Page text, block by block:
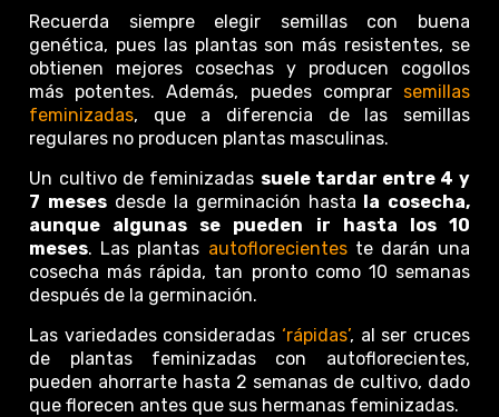
Recuerda siempre elegir semillas con buena
genética, pues las plantas son más resistentes, se
obtienen mejores cosechas y producen cogollos
más potentes. Además, puedes comprar semillas
feminizadas, que a diferencia de las semillas
regulares no producen plantas masculinas.
Un cultivo de feminizadas suele tardar entre 4 y
7 mesesdesde la germinación hasta la cosecha,
aunque algunas se pueden ir hasta los 10
meses. Las plantas autoflorecienteste darán una
cosecha más rápida, tan pronto como 10 semanas
después de la germinación.
Las variedades consideradas ‘rápidas’, al ser cruces
de plantas feminizadas con autoflorecientes,
pueden ahorrarte hasta 2 semanas de cultivo, dado
que florecen antes que sus hermanas feminizadas.